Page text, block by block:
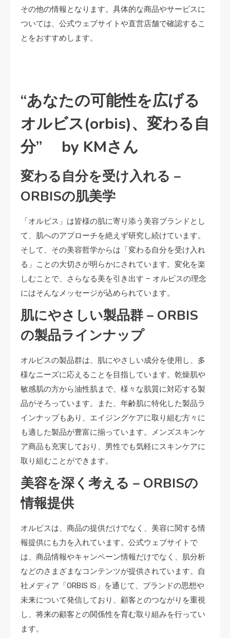
その他の情報となります。具体的な商品やサービスに
ついては、公式ウェブサイトや直営店舗で確認するこ
とをおすすめします。
“あなたの可能性を広げる
オルビス(orbis)、変わる自
分” by KMさん
変わる自分を受け入れる –
ORBISの肌美学
「オルビス」は皆様の肌に寄り添う美容ブランドとし
て、肌へのアプローチを絶えず研究し続けています。
そして、その美容哲学からは「変わる自分を受け入れ
る」ことの大切さが明らかにされています。変化を楽
しむことで、さらなる美を引き出す – オルビスの理念
にはそんなメッセージが込められています。
肌にやさしい製品群 – ORBIS
の製品ラインナップ
オルビスの製品群は、肌にやさしい成分を使用し、多
様なニーズに応えることを目指しています。乾燥肌や
敏感肌の方から油性肌まで、様々な肌質に対応する製
品がそろっています。また、年齢肌に特化した製品ラ
インナップもあり、エイジングケアに取り組む方々に
も適した製品が豊富に揃っています。メンズスキンケ
ア商品も充実しており、男性でも気軽にスキンケアに
取り組むことができます。
美容を深く考える – ORBISの
情報提供
オルビスは、商品の提供だけでなく、美容に関する情
報提供にも力を入れています。公式ウェブサイトで
は、商品情報やキャンペーン情報だけでなく、肌分析
などのさまざまなコンテンツが提供されています。自
社メディア「ORBIS IS」を通じて、ブランドの思想や
未来について発信しており、顧客とのつながりを重視
し、将来の顧客との関係性を育む取り組みを行ってい
ます。